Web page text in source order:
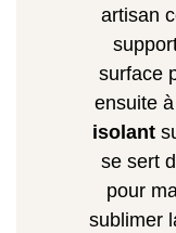
artisan
surface
ensuite
isolant
se sert
pour
sublimer